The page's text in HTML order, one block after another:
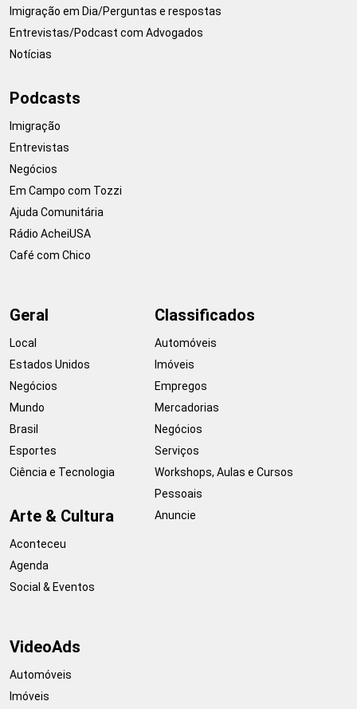
Imigração em Dia/Perguntas e respostas
Entrevistas/Podcast com Advogados
Notícias
Podcasts
Imigração
Entrevistas
Negócios
Em Campo com Tozzi
Ajuda Comunitária
Rádio AcheiUSA
Café com Chico
Geral
Local
Estados Unidos
Negócios
Mundo
Brasil
Esportes
Ciência e Tecnologia
Arte & Cultura
Aconteceu
Agenda
Social & Eventos
Classificados
Automóveis
Imóveis
Empregos
Mercadorias
Negócios
Serviços
Workshops, Aulas e Cursos
Pessoais
Anuncie
VideoAds
Automóveis
Imóveis